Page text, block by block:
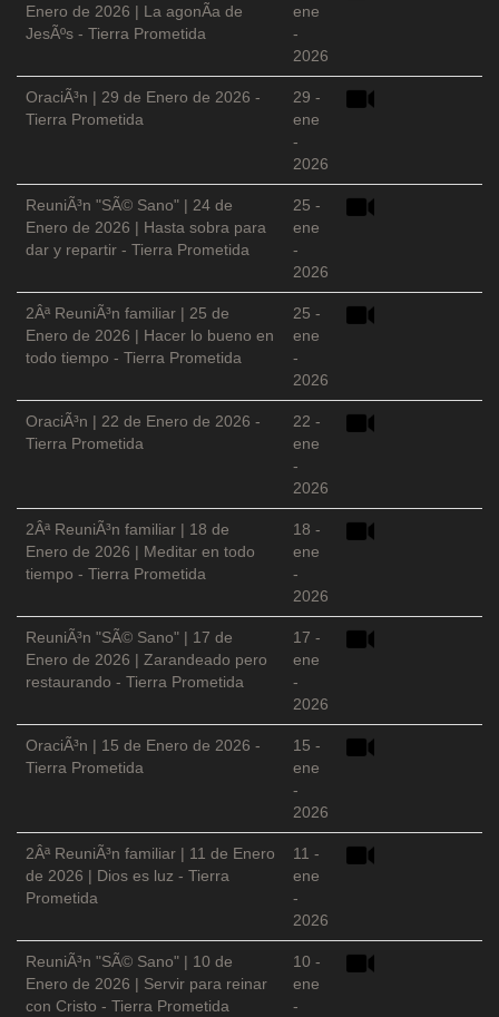
Enero de 2026 | La agonÃ­a de
JesÃºs - Tierra Prometida
ene
-
2026
OraciÃ³n | 29 de Enero de 2026 -
Tierra Prometida
29 -
ene
-
2026
ReuniÃ³n "SÃ© Sano" | 24 de
Enero de 2026 | Hasta sobra para
dar y repartir - Tierra Prometida
25 -
ene
-
2026
2Âª ReuniÃ³n familiar | 25 de
Enero de 2026 | Hacer lo bueno en
todo tiempo - Tierra Prometida
25 -
ene
-
2026
OraciÃ³n | 22 de Enero de 2026 -
Tierra Prometida
22 -
ene
-
2026
2Âª ReuniÃ³n familiar | 18 de
Enero de 2026 | Meditar en todo
tiempo - Tierra Prometida
18 -
ene
-
2026
ReuniÃ³n "SÃ© Sano" | 17 de
Enero de 2026 | Zarandeado pero
restaurando - Tierra Prometida
17 -
ene
-
2026
OraciÃ³n | 15 de Enero de 2026 -
Tierra Prometida
15 -
ene
-
2026
2Âª ReuniÃ³n familiar | 11 de Enero
de 2026 | Dios es luz - Tierra
Prometida
11 -
ene
-
2026
ReuniÃ³n "SÃ© Sano" | 10 de
Enero de 2026 | Servir para reinar
con Cristo - Tierra Prometida
10 -
ene
-